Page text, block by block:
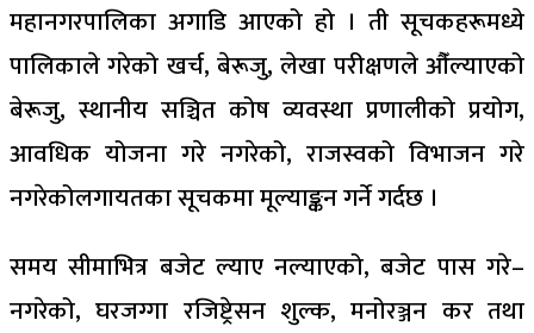
महानगरपालिका अगाडि आएको हो । ती सूचकहरूमध्ये
पालिकाले गरेको खर्च, बेरूजु, लेखा परीक्षणले औँल्याएको
बेरूजु, स्थानीय सञ्चित कोष व्यवस्था प्रणालीको प्रयोग,
आवधिक योजना गरे नगरेको, राजस्वको विभाजन गरे
नगरेकोलगायतका सूचकमा मूल्याङ्कन गर्ने गर्दछ ।
समय सीमाभित्र बजेट ल्याए नल्याएको, बजेट पास गरे–
नगरेको, घरजग्गा रजिष्ट्रेसन शुल्क, मनोरञ्जन कर तथा